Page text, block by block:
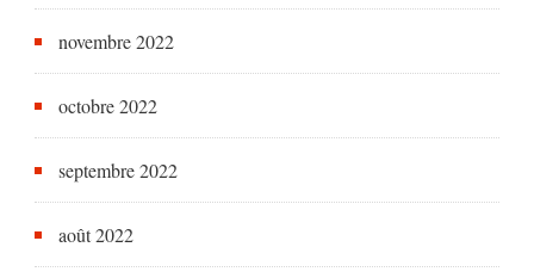
novembre 2022
octobre 2022
septembre 2022
août 2022